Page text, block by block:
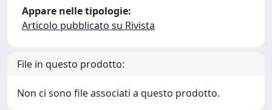
Appare nelle tipologie:
Articolo pubblicato su Rivista
File in questo prodotto:
Non ci sono file associati a questo prodotto.